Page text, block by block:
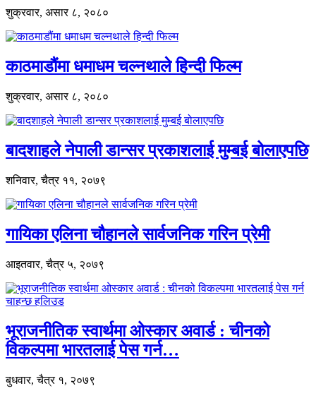
शुक्रवार, असार ८, २०८०
काठमाडौंमा धमाधम चल्नथाले हिन्दी फिल्म
शुक्रवार, असार ८, २०८०
बादशाहले नेपाली डान्सर प्रकाशलाई मुम्बई बोलाएपछि
शनिवार, चैत्र ११, २०७९
गायिका एलिना चौहानले सार्वजनिक गरिन प्रेमी
आइतवार, चैत्र ५, २०७९
भूराजनीतिक स्वार्थमा ओस्कार अवार्ड : चीनको
विकल्पमा भारतलाई पेस गर्न…
बुधवार, चैत्र १, २०७९